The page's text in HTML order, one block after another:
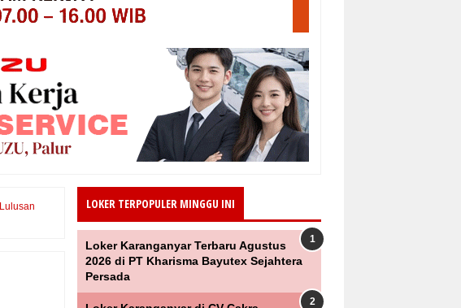
Lulusan
LOKER TERPOPULER MINGGU INI
Loker Karanganyar Terbaru Agustus
2026 di PT Kharisma Bayutex Sejahtera
Persada